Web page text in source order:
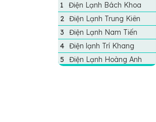
Điện Lạnh Bách Khoa
Điện Lạnh Trung Kiên
Điện Lạnh Nam Tiến
Điện lạnh Trí Khang
Điện Lạnh Hoàng Anh